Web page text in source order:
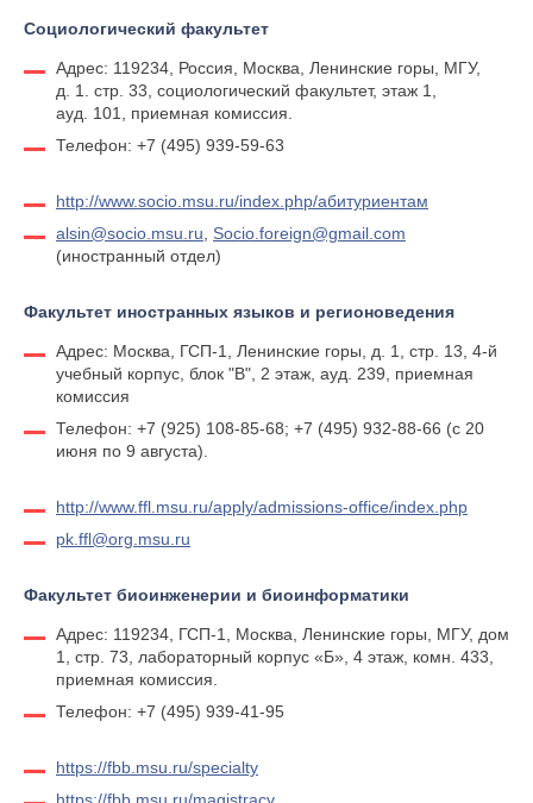
Социологический факультет
Адрес: 119234, Россия, Москва, Ленинские горы, МГУ,
д. 1. стр. 33, социологический факультет, этаж 1,
ауд. 101, приемная комиссия.
Телефон: +7 (495) 939-59-63
http://www.socio.msu.ru/index.php/абитуриентам
alsin@socio.msu.ru
Socio.foreign@gmail.com
(иностранный отдел)
Факультет иностранных языков и регионоведения
Адрес: Москва, ГСП-1, Ленинские горы, д. 1, стр. 13, 4-й
учебный корпус, блок "В", 2 этаж, ауд. 239, приемная
комиссия
Телефон: +7 (925) 108-85-68; +7 (495) 932-88-66 (с 20
июня по 9 августа).
http://www.ffl.msu.ru/apply/admissions-office/index.php
pk.ffl@org.msu.ru
Факультет биоинженерии и биоинформатики
Адрес: 119234, ГСП-1, Москва, Ленинские горы, МГУ, дом
1, стр. 73, лабораторный корпус «Б», 4 этаж, комн. 433,
приемная комиссия.
Телефон: +7 (495) 939-41-95
https://fbb.msu.ru/specialty